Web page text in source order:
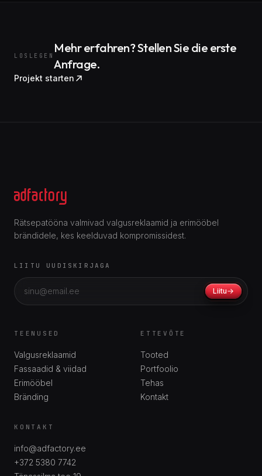
LOSLEGEN
Mehr erfahren? Stellen Sie die erste
Anfrage.
Projekt starten
Rätsepatööna valmivad valgusreklaamid ja erimööbel
brändidele, kes keelduvad kompromissidest.
LIITU UUDISKIRJAGA
Liitu
TEENUSED
Valgusreklaamid
Fassaadid & viidad
Erimööbel
Bränding
ETTEVÕTE
Tooted
Portfoolio
Tehas
Kontakt
KONTAKT
info@adfactory.ee
+372 5380 7742